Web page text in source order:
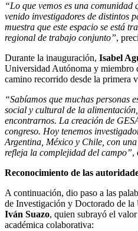
“Lo que vemos es una comunidad
venido investigadores de distintos
muestra que este espacio se está
regional de trabajo conjunto”,
Durante la inauguración, Isabel
Universidad Autónoma y miembro
camino recorrido desde la primera
“Sabíamos que muchas personas
social y cultural de la
encontrarnos. La creación de
congreso. Hoy tenemos
Argentina, México y Chile, con
refleja la complejidad del campo”,
Reconocimiento de las
A continuación, dio paso a las
de Investigación y Doctorado de
Iván Suazo, quien subrayó el
académica colaborativa: